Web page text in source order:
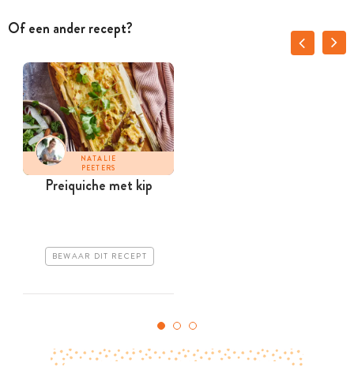
Of een ander recept?
NATALIE
PEETERS
Preiquiche met kip
BEWAAR DIT RECEPT